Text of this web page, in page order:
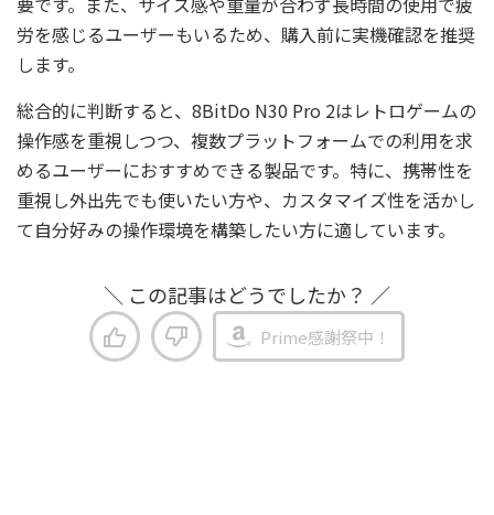
労を感じるユーザーもいるため、購入前に実機確認を推奨
します。
総合的に判断すると、8BitDo N30 Pro 2はレトロゲームの
操作感を重視しつつ、複数プラットフォームでの利用を求
めるユーザーにおすすめできる製品です。特に、携帯性を
重視し外出先でも使いたい方や、カスタマイズ性を活かし
て自分好みの操作環境を構築したい方に適しています。
＼ この記事はどうでしたか？ ／
Prime感謝祭中！